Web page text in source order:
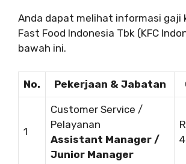
Anda dapat melihat informasi gaji
Fast Food Indonesia Tbk (KFC
bawah ini.
No. Pekerjaan & Jabatan
1
Customer Service /
Pelayanan
Assistant Manager /
Junior Manager